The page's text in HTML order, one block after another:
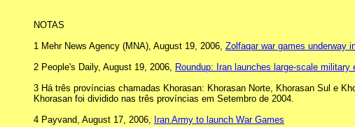
NOTAS
1 Mehr News Agency (MNA), August 19, 2006, Zolfaqar war games underway
2 People's Daily, August 19, 2006,
Roundup: Iran launches large-scale military
3 Há três províncias chamadas Khorasan: Khorasan Norte, Khorasan Sul e
Khorasan foi dividido nas três províncias em Setembro de 2004.
4 Payvand, August 17, 2006,
Iran Army to launch War Games